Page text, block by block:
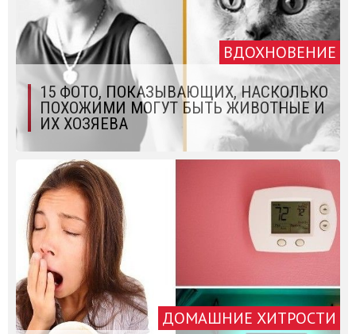
ВДОХНОВЕНИЕ
15 ФОТО, ПОКАЗЫВАЮЩИХ, НАСКОЛЬКО
ПОХОЖИМИ МОГУТ БЫТЬ ЖИВОТНЫЕ И
ИХ ХОЗЯЕВА
ДОМАШНИЕ ХИТРОСТИ